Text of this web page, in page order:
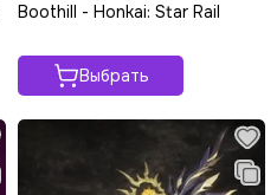
Boothill - Honkai: Star Rail
Выбрать